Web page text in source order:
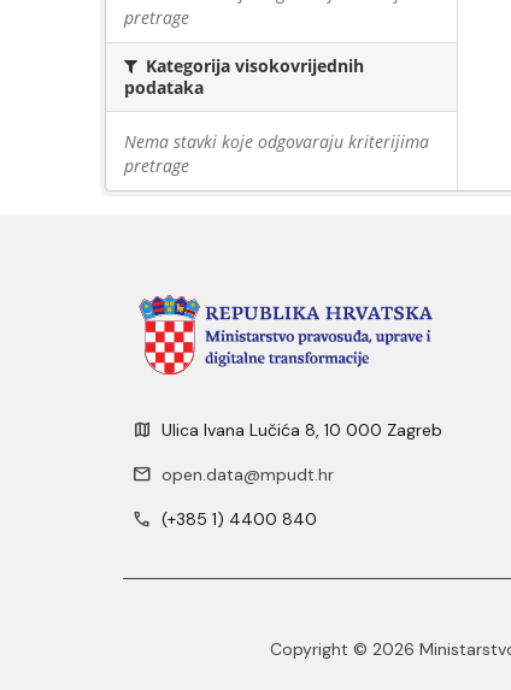
pretrage
Kategorija visokovrijednih
podataka
Nema stavki koje odgovaraju kriterijima
pretrage